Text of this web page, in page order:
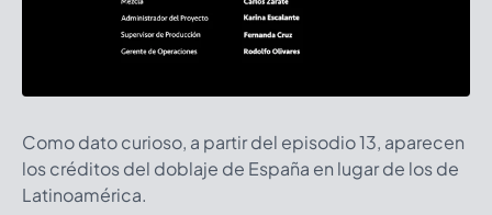
Como dato curioso, a partir del episodio 13, aparecen
los créditos del doblaje de España en lugar de los de
Latinoamérica.